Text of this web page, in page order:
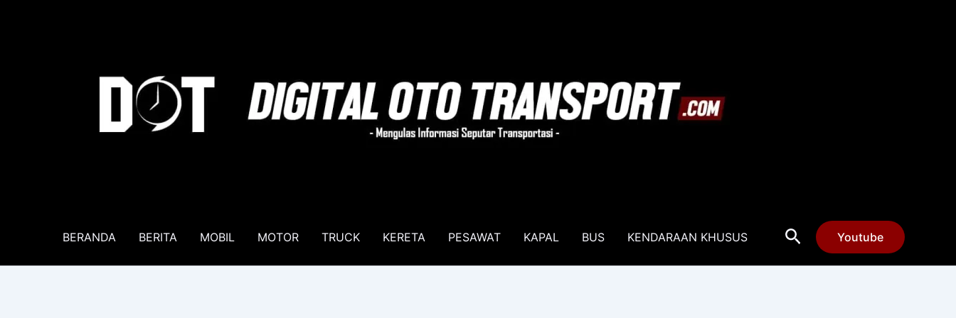
BERANDA BERITA MOBIL MOTOR TRUCK KERETA PESAWAT KAPAL BUS KENDARAAN KHUSUS Cari Youtube